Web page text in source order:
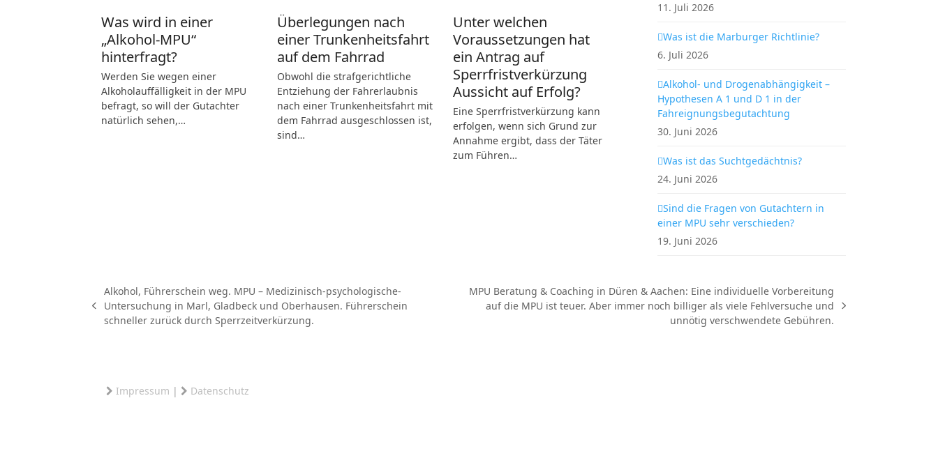
Was wird in einer
„Alkohol-MPU“
hinterfragt?
Werden Sie wegen einer
Alkoholauffälligkeit in der MPU
befragt, so will der Gutachter
natürlich sehen,…
Überlegungen nach
einer Trunkenheitsfahrt
auf dem Fahrrad
Obwohl die strafgerichtliche
Entziehung der Fahrerlaubnis
nach einer Trunkenheitsfahrt mit
dem Fahrrad ausgeschlossen ist,
sind…
Unter welchen
Voraussetzungen hat
ein Antrag auf
Sperrfristverkürzung
Aussicht auf Erfolg?
Eine Sperrfristverkürzung kann
erfolgen, wenn sich Grund zur
Annahme ergibt, dass der Täter
zum Führen…
11. Juli 2026
Was ist die Marburger Richtlinie?
6. Juli 2026
Alkohol- und Drogenabhängigkeit –
Hypothesen A 1 und D 1 in der
Fahreignungsbegutachtung
30. Juni 2026
Was ist das Suchtgedächtnis?
24. Juni 2026
Sind die Fragen von Gutachtern in
einer MPU sehr verschieden?
19. Juni 2026
vorheriger
Beitrag:
Alkohol, Führerschein weg. MPU – Medizinisch-psychologische-
Untersuchung in Marl, Gladbeck und Oberhausen. Führerschein
schneller zurück durch Sperrzeitverkürzung.
Nächster
MPU Beratung & Coaching in Düren & Aachen: Eine individuelle Vorbereitung
auf die MPU ist teuer. Aber immer noch billiger als viele Fehlversuche und
unnötig verschwendete Gebühren.
Impressum | Datenschutz